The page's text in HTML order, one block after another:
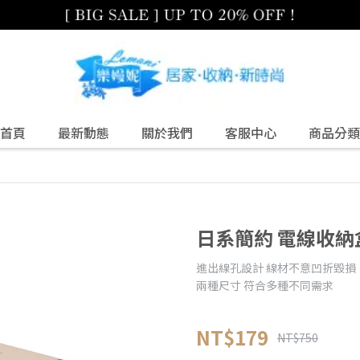
首頁 最新動態 關於我們 客服中心 商品分類
日系簡約 電線收
進出線孔設計 線材不意凹折毀損
兩種尺寸 符合多種不同需求
NT$179 NT$750